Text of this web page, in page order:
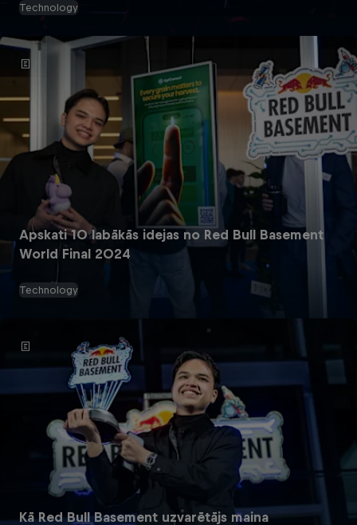
Technology
Apskati 10 labākās idejas no Red Bull Basement
World Final 2024
Technology
Kā Red Bull Basement uzvarētājs maina